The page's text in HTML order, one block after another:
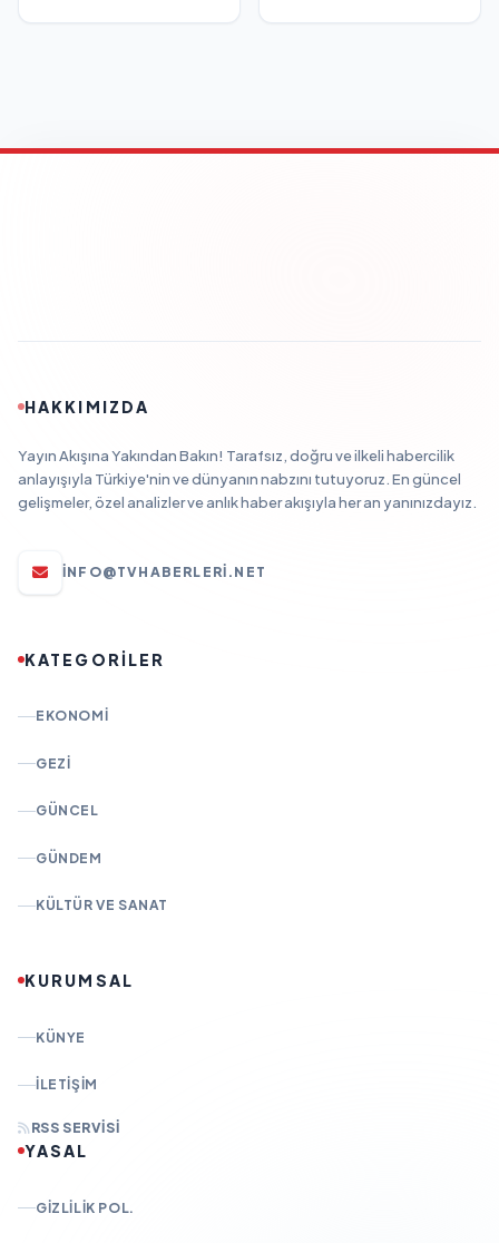
HAKKIMIZDA
Yayın Akışına Yakından Bakın! Tarafsız, doğru ve ilkeli habercilik
anlayışıyla Türkiye'nin ve dünyanın nabzını tutuyoruz. En güncel
gelişmeler, özel analizler ve anlık haber akışıyla her an yanınızdayız.
INFO@TVHABERLERI.NET
KATEGORİLER
EKONOMI
GEZI
GÜNCEL
GÜNDEM
KÜLTÜR VE SANAT
KURUMSAL
KÜNYE
İLETIŞIM
RSS SERVISI
YASAL
GIZLILIK POL.